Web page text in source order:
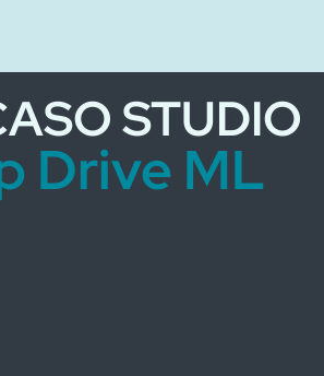
STUDIO
Drive ML